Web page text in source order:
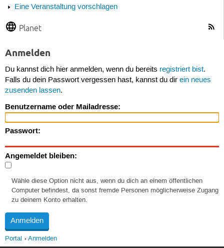
Eine Veranstaltung vorschlagen
Planet
Anmelden
Du kannst dich hier anmelden, wenn du bereits registriert bist.
Falls du dein Passwort vergessen hast, kannst du dir ein neues
zusenden lassen.
Benutzername oder Mailadresse:
Passwort:
Angemeldet bleiben:
Wähle diese Option nicht aus, wenn du dich an einem öffentlichen
Computer befindest, da sonst fremde Personen möglicherweise Zugang
zu deinem Konto erhalten.
Portal Anmelden